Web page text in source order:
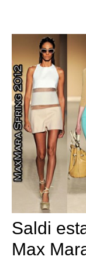
Saldi
Max